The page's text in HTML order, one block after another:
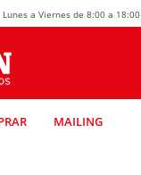
MAILING
Lunes a Viernes de 8:00 a 18:00